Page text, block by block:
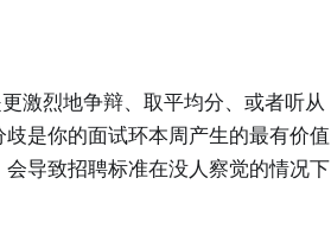
激烈地争辩、取平均分、或者听从
是你的面试环本周产生的最有价值
导致招聘标准在没人察觉的情况下